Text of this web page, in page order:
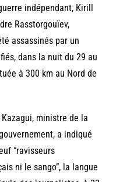
indépendant, Kirill
Rasstorgouïev,
assassinés par un
dans la nuit du 29 au
à 300 km au Nord de
ministre de la
a indiqué
“ravisseurs
ni le sango”, la langue